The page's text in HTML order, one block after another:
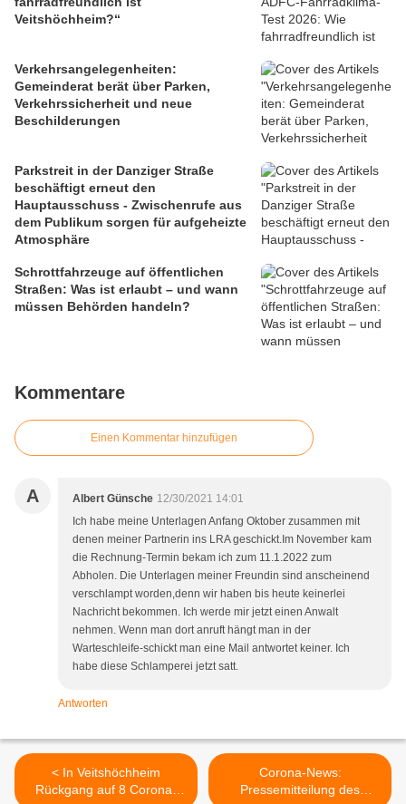
Veitshöchheim?“
Verkehrsangelegenheiten:
Gemeinderat berät über Parken,
Verkehrssicherheit und neue
Beschilderungen
Parkstreit in der Danziger Straße
beschäftigt erneut den
Hauptausschuss - Zwischenrufe aus
dem Publikum sorgen für aufgeheizte
Atmosphäre
Schrottfahrzeuge auf öffentlichen
Straßen: Was ist erlaubt – und wann
müssen Behörden handeln?
Kommentare
Einen Kommentar hinzufügen
A Albert Günsche 12/30/2021 14:01
Ich habe meine Unterlagen Anfang Oktober zusammen mit
denen meiner Partnerin ins LRA geschickt.Im November kam
die Rechnung-Termin bekam ich zum 11.1.2022 zum
Abholen. Die Unterlagen meiner Freundin sind anscheinend
verschlampt worden,denn wir haben bis heute keinerlei
Nachricht bekommen. Ich werde mir jetzt einen Anwalt
nehmen. Wenn man dort anruft hängt man in der
Warteschleife-schickt man eine Mail antwortet keiner. Ich
habe diese Schlamperei jetzt satt.
Antworten
< In Veitshöchheim
Rückgang auf 8 Corona-
Corona-News:
Pressemitteilung des